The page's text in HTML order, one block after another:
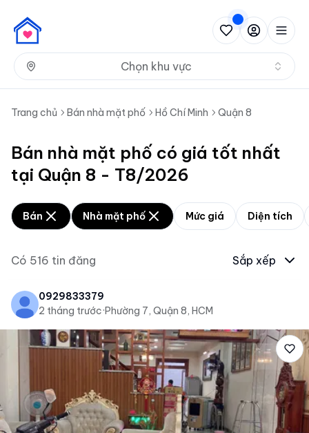
Chọn khu vực
Trang chủ Bán nhà mặt phố Hồ Chí Minh Quận 8
Bán nhà mặt phố có giá tốt nhất
tại Quận 8 - T8/2026
Bán Nhà mặt phố Mức giá Diện tích
Có 516 tin đăng Sắp xếp
0929833379
2 tháng trước·Phường 7, Quận 8, HCM